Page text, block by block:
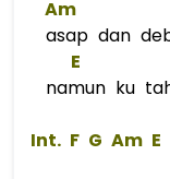
Am
asap dan
E
namun ku
Int. F G Am E